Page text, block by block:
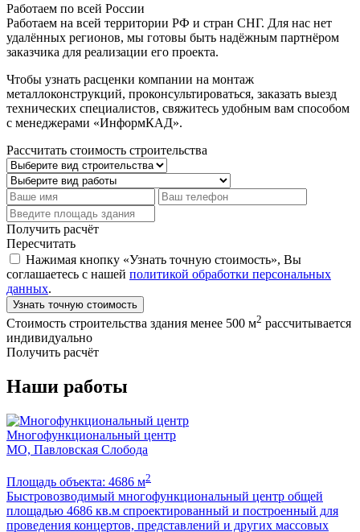
Работаем по всей России
Работаем на всей территории РФ и стран СНГ. Для нас нет
удалённых регионов, мы готовы быть надёжным партнёром
заказчика для реализации его проекта.
Чтобы узнать расценки компании на монтаж
металлоконструкций, проконсультироваться, заказать выезд
технических специалистов, свяжитесь удобным вам способом
с менеджерами «ИнформКАД».
Рассчитать стоимость строительства
Получить расчёт
Пересчитать
Нажимая кнопку «Узнать точную стоимость», Вы
соглашаетесь с нашей политикой обработки персональных
данных.
Узнать точную стоимость
Стоимость строительства здания менее 500 м2 рассчитывается
индивидуально
Получить расчёт
Наши работы
Многофункциональный центр
МО, Павловская Слобода
Площадь объекта: 4686 м2
Быстровозводимый многофункциональный центр общей
площадью 4686 кв.м спроектированный и построенный для
проведения концертов, представлений и других массовых